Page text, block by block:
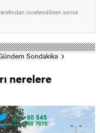
incelendikten sonra
Sondakika
nerelere